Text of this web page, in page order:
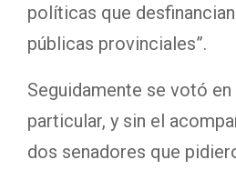
políticas que
públicas provinciales”.
Seguidamente se votó en
particular, y sin el
dos senadores que